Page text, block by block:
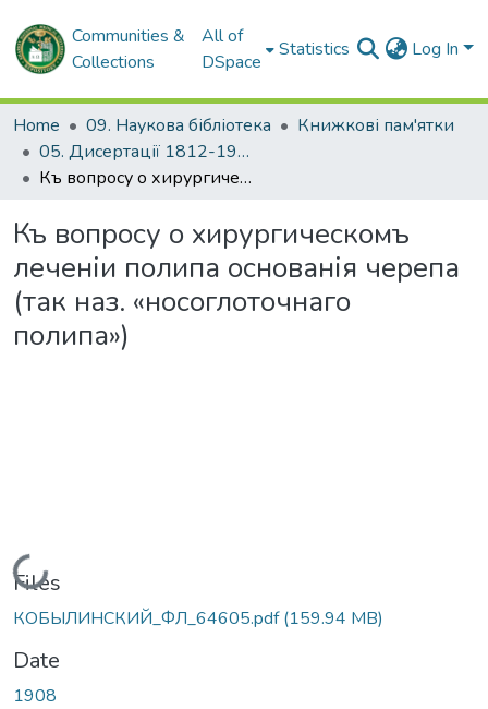
Communities &
Collections
All of
DSpace
Statistics Log In
Home 09. Наукова бібліотека
Книжкові пам'ятки
05. Дисертації 1812-1926 рр.
Къ вопросу о хирургическомъ леченіи полипа основанія черепа (так наз. «носоглоточнаго полипа»)
Къ вопросу о хирургическомъ
леченіи полипа основанія черепа
(так наз. «носоглоточнаго
полипа»)
Loading...
Files
КОБЫЛИНСКИЙ_ФЛ_64605.pdf(159.94 MB)
Date
1908